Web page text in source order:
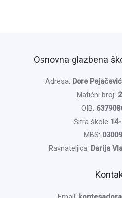
Osnovna glazbena
Adresa: Dore
Matični broj:
OIB:
Šifra škole
MBS:
Ravnateljica: Darija